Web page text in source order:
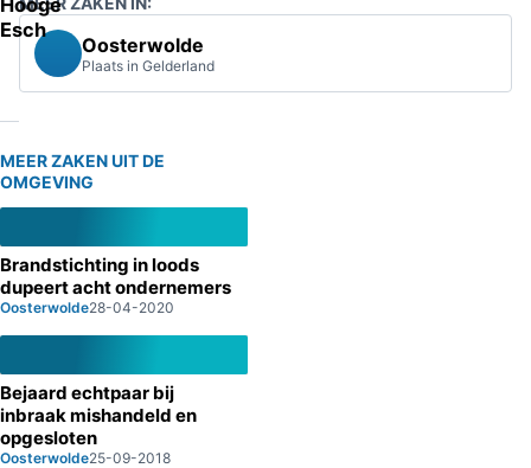
Hooge
Esch
Oosterwolde
Plaats in Gelderland
MEER ZAKEN UIT DE
OMGEVING
Brandstichting in loods
dupeert acht ondernemers
Oosterwolde28-04-2020
Bejaard echtpaar bij
inbraak mishandeld en
opgesloten
Oosterwolde25-09-2018